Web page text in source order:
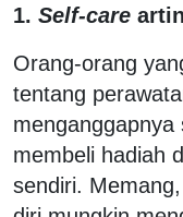
1. Self-care
Orang-orang
tentang
membeli hadiah
sendiri.